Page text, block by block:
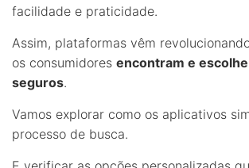
facilidade e praticidade.
Assim, plataformas vêm
os consumidores encontram e
seguros.
Vamos explorar como os aplicativos
processo de busca.